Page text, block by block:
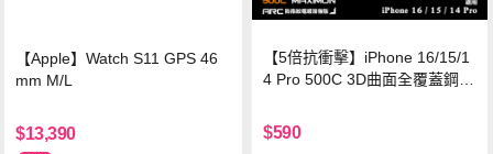
【Apple】Watch S11 GPS 46
mm M/L
$13,390
【5倍抗衝擊】iPhone 16/15/1
4 Pro 500C 3D曲面全覆蓋鋼化
保護貼
$590